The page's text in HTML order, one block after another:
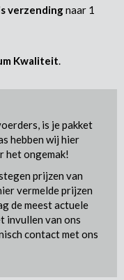
verzendingnaar 1
Kwaliteit.
is je pakket
hebben wij hier
het ongemak!
prijzen van
vermelde prijzen
de meest actuele
invullen van ons
contact met ons